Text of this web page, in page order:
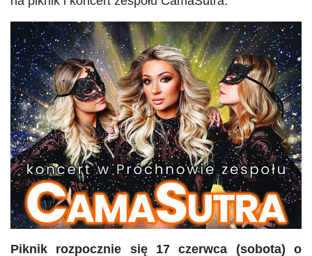
Piknik rozpocznie się 17 czerwca (sobota) o